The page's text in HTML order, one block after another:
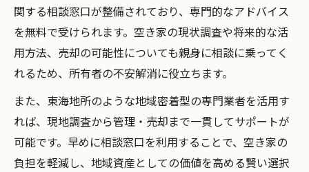
関する相談窓口が整備されており、専門的なアドバイス
を無料で受けられます。空き家の現状調査や将来的な活
用方法、売却の可能性についても親身に相談に乗ってく
れるため、所有者の不安解消に役立ちます。
また、東海地所のような地域密着型の専門業者を活用す
れば、現地調査から管理・売却まで一貫してサポートが
可能です。早めに相談窓口を利用することで、空き家の
負担を軽減し、地域資産としての価値を高める賢い選択